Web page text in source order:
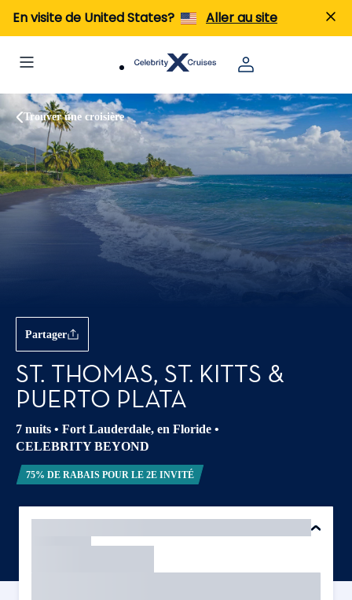
En visite de United States? Aller au site
Trouver une croisière
Partager
ST. THOMAS, ST. KITTS &
PUERTO PLATA
7 nuits • Fort Lauderdale, en Floride •
CELEBRITY BEYOND
75% DE RABAIS POUR LE 2E INVITÉ